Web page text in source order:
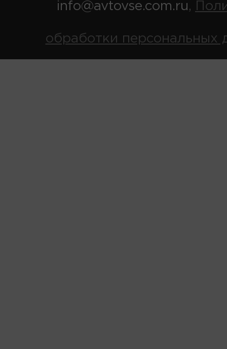
info@avtovse.com.ru,
обработки персональных